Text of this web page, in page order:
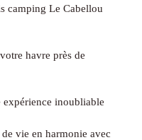
camping Le Cabellou
havre près de
inoubliable
vie en harmonie avec